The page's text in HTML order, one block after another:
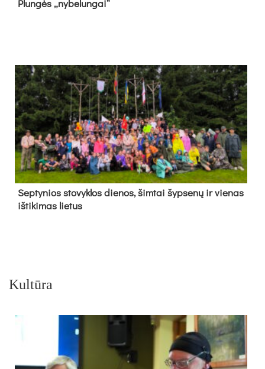
Plun­gės „ny­be­lun­gai“
Sep­ty­nios sto­vyk­los die­nos, šim­tai šyp­se­nų ir vie­nas
iš­ti­ki­mas lie­tus
Kultūra